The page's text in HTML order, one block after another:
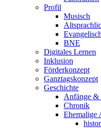
Profil
Musisch
BNE
Digitales Lernen
Inklusion
Förderkonzept
Ganztagskonzept
Geschichte
Anfänge &
Chronik
Ehemalige